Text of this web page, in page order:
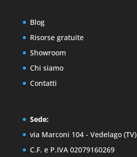
Blog
Risorse gratuite
Showroom
Chi siamo
Contatti
Sede:
via Marconi 104 - Vedelago (TV)
C.F. e P.IVA 02079160269